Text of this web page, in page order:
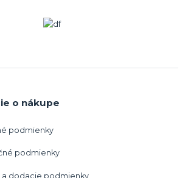
o nákupe
podmienky
podmienky
a dodacie podmienky